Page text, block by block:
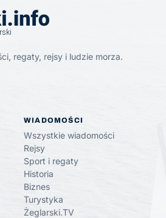
regaty, rejsy i ludzie morza.
WIADOMOŚCI
Wszystkie wiadomości
Rejsy
Sport i regaty
Historia
Biznes
Turystyka
Żeglarski.TV